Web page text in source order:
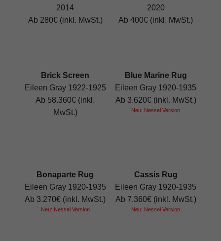
2014
Ab 280€ (inkl. MwSt.)
2020
Ab 400€ (inkl. MwSt.)
Brick Screen
Eileen Gray 1922-1925
Ab 58.360€ (inkl.
MwSt.)
Blue Marine Rug
Eileen Gray 1920-1935
Ab 3.620€ (inkl. MwSt.)
Neu: Nessel Version
Bonaparte Rug
Eileen Gray 1920-1935
Ab 3.270€ (inkl. MwSt.)
Neu: Nessel Version
Cassis Rug
Eileen Gray 1920-1935
Ab 7.360€ (inkl. MwSt.)
Neu: Nessel Version